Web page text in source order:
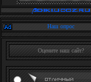
Наш опрос
Оцените наш сайт?